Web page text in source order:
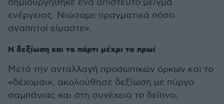
ενέργειας. Νιώσαμε πραγματικά πόσο
αγαπητοί είμαστε».
Η δεξίωση και το πάρτι μέχρι το πρωί
Μετά την ανταλλαγή προσωπικών όρκων και το
«δέχομαι», ακολούθησε δεξίωση με πύργο
σαμπάνιας και στη συνέχεια το δείπνο.